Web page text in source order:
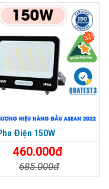
ASEAN 2022
32%
Điện 150W
460.000đ
685.000đ